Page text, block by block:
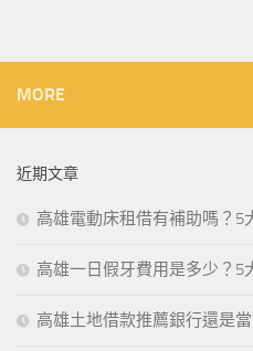
MORE
近期文章
高雄電動床租借有補助嗎？5
高雄一日假牙費用是多少？5
高雄土地借款推薦銀行還是